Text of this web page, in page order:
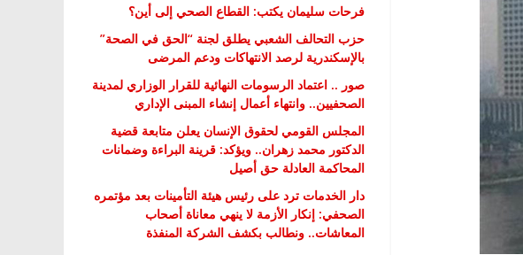
فرحات سليمان يكتب: القطاع الصحي إلى أين؟
حزب التحالف الشعبي يطلق لجنة “الحق في الصحة”
بالإسكندرية لرصد الانتهاكات ودعم المرضى
صور .. اعتماد الرسومات النهائية للقرار الوزاري لمدينة
الصحفيين.. وانتهاء أعمال إنشاء المبنى الإداري
المجلس القومي لحقوق الإنسان يعلن متابعة قضية
الدكتور محمد زهران.. ويؤكد: قرينة البراءة وضمانات
المحاكمة العادلة حق أصيل
دار الخدمات ترد على رئيس هيئة التأمينات بعد مؤتمره
الصحفي: إنكار الأزمة لا ينهي معاناة أصحاب
المعاشات.. ونطالب بكشف الشركة المنفذة